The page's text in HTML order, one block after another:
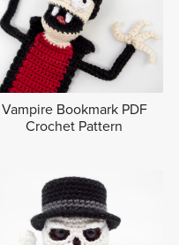
Vampire Bookmark PDF
Crochet Pattern